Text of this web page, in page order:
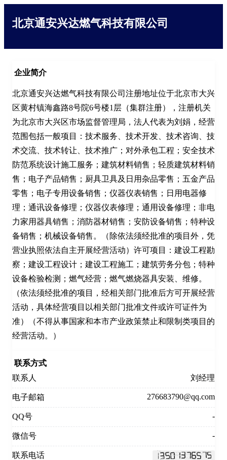
北京通安兴达燃气科技有限公司
企业简介
北京通安兴达燃气科技有限公司注册地址位于北京市大兴
区黄村镇海鑫路8号院6号楼1层（集群注册），注册机关
为北京市大兴区市场监督管理局，法人代表为刘娟，经营
范围包括一般项目：技术服务、技术开发、技术咨询、技
术交流、技术转让、技术推广；对外承包工程；安全技术
防范系统设计施工服务；建筑材料销售；轻质建筑材料销
售；电子产品销售；厨具卫具及日用杂品零售；五金产品
零售；电子专用设备销售；仪器仪表销售；日用电器修
理；通讯设备修理；仪器仪表修理；通用设备修理；非电
力家用器具销售；消防器材销售；安防设备销售；特种设
备销售；机械设备销售。（除依法须经批准的项目外，凭
营业执照依法自主开展经营活动）许可项目：建设工程勘
察；建设工程设计；建设工程施工；建筑劳务分包；特种
设备检验检测；燃气经营；燃气燃烧器具安装、维修。
（依法须经批准的项目，经相关部门批准后方可开展经营
活动，具体经营项目以相关部门批准文件或许可证件为
准）（不得从事国家和本市产业政策禁止和限制类项目的
经营活动。）
联系方式
联系人
刘经理
电子邮箱 276683790@qq.com
QQ号 -
微信号 -
联系电话